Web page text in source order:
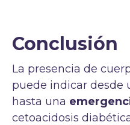
Conclusión
La presencia de
puede indicar desde
hasta una
cetoacidosis